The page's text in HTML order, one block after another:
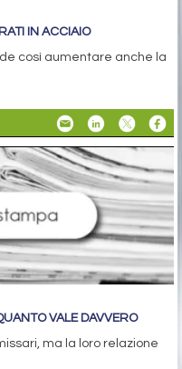
IN ACCIAIO
così aumentare anche la
VALE DAVVERO
ma la loro relazione